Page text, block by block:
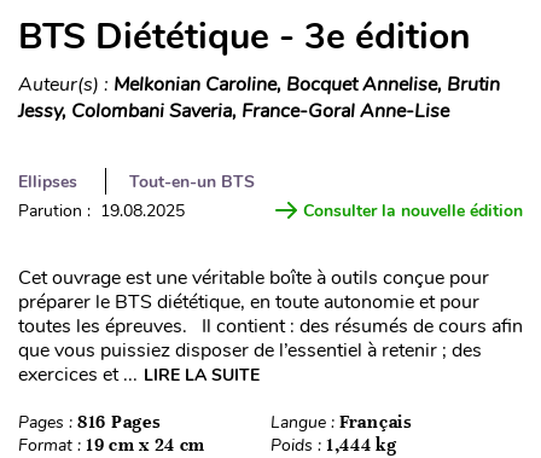
BTS Diététique - 3e édition
Auteur(s) : Melkonian Caroline, Bocquet Annelise, Brutin
Jessy, Colombani Saveria, France-Goral Anne-Lise
Ellipses
Tout-en-un BTS
Parution : 19.08.2025
Consulter la nouvelle édition
Cet ouvrage est une véritable boîte à outils conçue pour
préparer le BTS diététique, en toute autonomie et pour
toutes les épreuves. Il contient : des résumés de cours afin
que vous puissiez disposer de l’essentiel à retenir ; des
exercices et ... LIRE LA SUITE
Pages : 816 Pages Langue : Français
Format : 19 cm x 24 cm Poids : 1,444 kg